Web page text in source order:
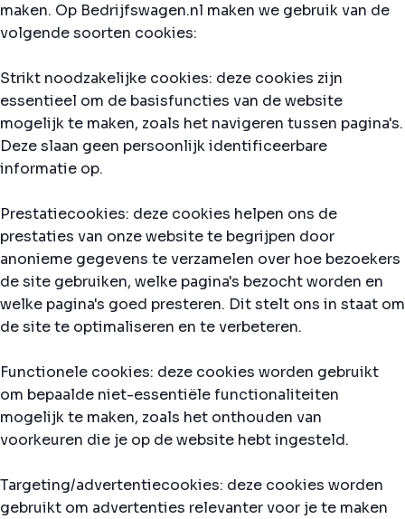
maken. Op Bedrijfswagen.nl maken we gebruik van de
volgende soorten cookies:
Strikt noodzakelijke cookies: deze cookies zijn
essentieel om de basisfuncties van de website
mogelijk te maken, zoals het navigeren tussen pagina's.
Deze slaan geen persoonlijk identificeerbare
informatie op.
Prestatiecookies: deze cookies helpen ons de
prestaties van onze website te begrijpen door
anonieme gegevens te verzamelen over hoe bezoekers
de site gebruiken, welke pagina's bezocht worden en
welke pagina's goed presteren. Dit stelt ons in staat om
de site te optimaliseren en te verbeteren.
Functionele cookies: deze cookies worden gebruikt
om bepaalde niet-essentiële functionaliteiten
mogelijk te maken, zoals het onthouden van
voorkeuren die je op de website hebt ingesteld.
Targeting/advertentiecookies: deze cookies worden
gebruikt om advertenties relevanter voor je te maken